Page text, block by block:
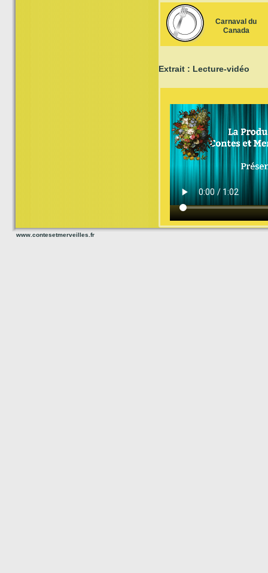
Carnaval du
Canada
Extrait : Lecture-vidéo
www.contesetmerveilles.fr